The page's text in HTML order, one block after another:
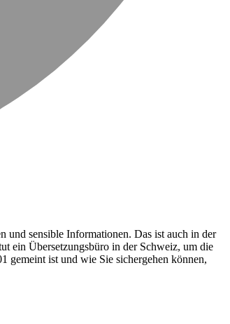
und sensible Informationen. Das ist auch in der
ein Übersetzungsbüro in der Schweiz, um die
gemeint ist und wie Sie sichergehen können,